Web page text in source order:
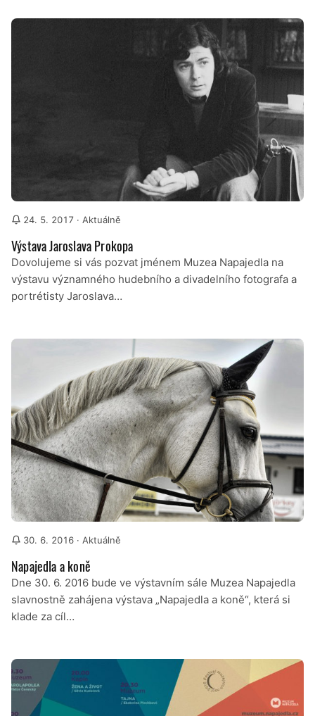
24. 5. 2017 · Aktuálně
Výstava Jaroslava Prokopa
Dovolujeme si vás pozvat jménem Muzea Napajedla na
výstavu významného hudebního a divadelního fotografa a
portrétisty Jaroslava…
30. 6. 2016 · Aktuálně
Napajedla a koně
Dne 30. 6. 2016 bude ve výstavním sále Muzea Napajedla
slavnostně zahájena výstava „Napajedla a koně“, která si
klade za cíl…